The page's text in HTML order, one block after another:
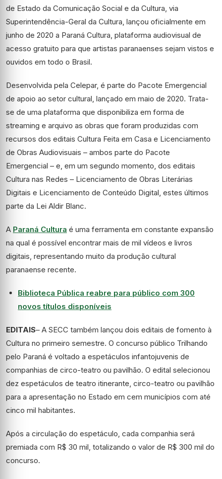
de Estado da Comunicação Social e da Cultura, via
Superintendência-Geral da Cultura, lançou oficialmente em
junho de 2020 a Paraná Cultura, plataforma audiovisual de
acesso gratuito para que artistas paranaenses sejam vistos e
ouvidos em todo o Brasil.
Desenvolvida pela Celepar, é parte do Pacote Emergencial
de apoio ao setor cultural, lançado em maio de 2020. Trata-
se de uma plataforma que disponibiliza em forma de
streaming e arquivo as obras que foram produzidas com
recursos dos editais Cultura Feita em Casa e Licenciamento
de Obras Audiovisuais – ambos parte do Pacote
Emergencial – e, em um segundo momento, dos editais
Cultura nas Redes – Licenciamento de Obras Literárias
Digitais e Licenciamento de Conteúdo Digital, estes últimos
parte da Lei Aldir Blanc.
A Paraná Cultura é uma ferramenta em constante expansão
na qual é possível encontrar mais de mil vídeos e livros
digitais, representando muito da produção cultural
paranaense recente.
Biblioteca Pública reabre para público com 300
novos títulos disponíveis
EDITAIS– A SECC também lançou dois editais de fomento à
Cultura no primeiro semestre. O concurso público Trilhando
pelo Paraná é voltado a espetáculos infantojuvenis de
companhias de circo-teatro ou pavilhão. O edital selecionou
dez espetáculos de teatro itinerante, circo-teatro ou pavilhão
para a apresentação no Estado em cem municípios com até
cinco mil habitantes.
Após a circulação do espetáculo, cada companhia será
premiada com R$ 30 mil, totalizando o valor de R$ 300 mil do
concurso.